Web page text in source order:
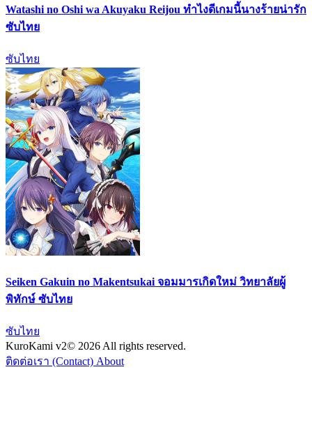
Watashi no Oshi wa Akuyaku Reijou ทำไงดีเกมนี้นางร้ายน่ารัก
ซับไทย
ซับไทย
Seiken Gakuin no Makentsukai จอมมารเกิดใหม่ วิทยาลัยผู้
พิทักษ์ ซับไทย
ซับไทย
KuroKami v2© 2026 All rights reserved.
ติดต่อเรา (Contact) About